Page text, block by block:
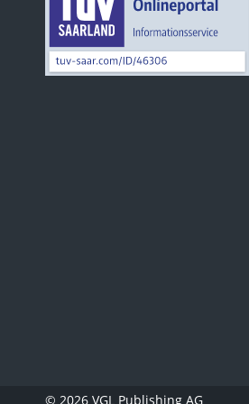
Stunt-
robuster. In
erwarten
Modelle mit
© 2026 VGL Publishing AG